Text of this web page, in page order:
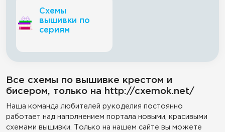
Схемы
вышивки по
сериям
Все схемы по вышивке крестом и
бисером, только на http://cxemok.net/
Наша команда любителей рукоделия постоянно
работает над наполнением портала новыми, красивыми
схемами вышивки. Только на нашем сайте вы можете